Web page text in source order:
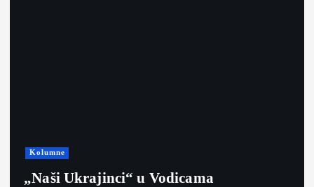
Kolumne
„Naši Ukrajinci“ u Vodicama